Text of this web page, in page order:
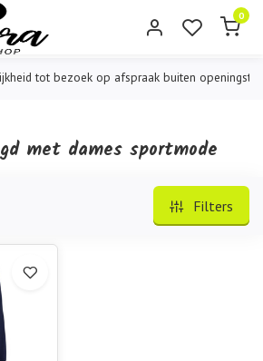
0
tot bezoek op afspraak buiten openingstijden
met dames sportmode
Filters